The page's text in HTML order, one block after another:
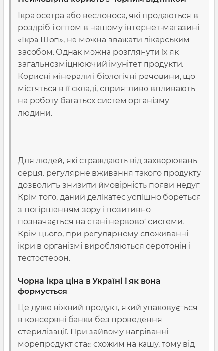
Ікра осетра або веслоноса, які продаються в
роздріб і оптом в нашому інтернет-магазині
«Ікра Шоп», не можна вважати лікарським
засобом. Однак можна розглянути їх як
загальнозміцнюючий імунітет продукти.
Корисні мінерали і біологічні речовини, що
містяться в її складі, сприятливо впливають
на роботу багатьох систем організму
людини.
Для людей, які страждають від захворювань
серця, регулярне вживання такого продукту
дозволить знизити ймовірність появи недуг.
Крім того, даний делікатес успішно бореться
з погіршенням зору і позитивно
позначається на стані нервової системи.
Крім цього, при регулярному споживанні
ікри в організмі виробляються серотонін і
тестостерон.
Чорна ікра ціна в Україні і як вона
формується
Це дуже ніжний продукт, який упаковується
в консервні банки без проведення
стерилізації. При зайвому нагріванні
морепродукт стає схожим на кашу, тому від